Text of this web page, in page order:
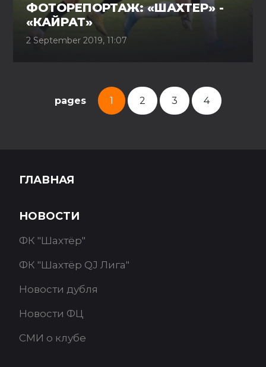
ФОТОРЕПОРТАЖ: «ШАХТЕР» -
«КАЙРАТ»
2 September 2019, 11:07
pages 1 2 3 4
ГЛАВНАЯ
НОВОСТИ
ФК "Шахтёр"
ФК "Шахтёр QJ Лига"
Новости дубля
Новости ФЦ
СМИ о клубе